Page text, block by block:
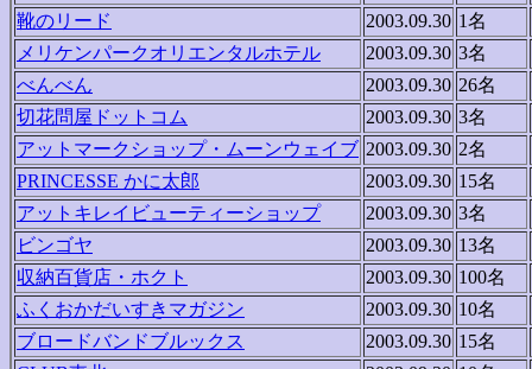
靴のリード
2003.09.30 1名
メリケンパークオリエンタルホテル
2003.09.30 3名
べんべん
2003.09.30 26名
切花問屋ドットコム
2003.09.30 3名
アットマークショップ・ムーンウェイブ 2003.09.30 2名
PRINCESSE かに太郎
2003.09.30 15名
アットキレイビューティーショップ
2003.09.30 3名
ビンゴヤ
2003.09.30 13名
収納百貨店・ホクト
2003.09.30 100名
ふくおかだいすきマガジン
2003.09.30 10名
ブロードバンドブルックス
2003.09.30 15名